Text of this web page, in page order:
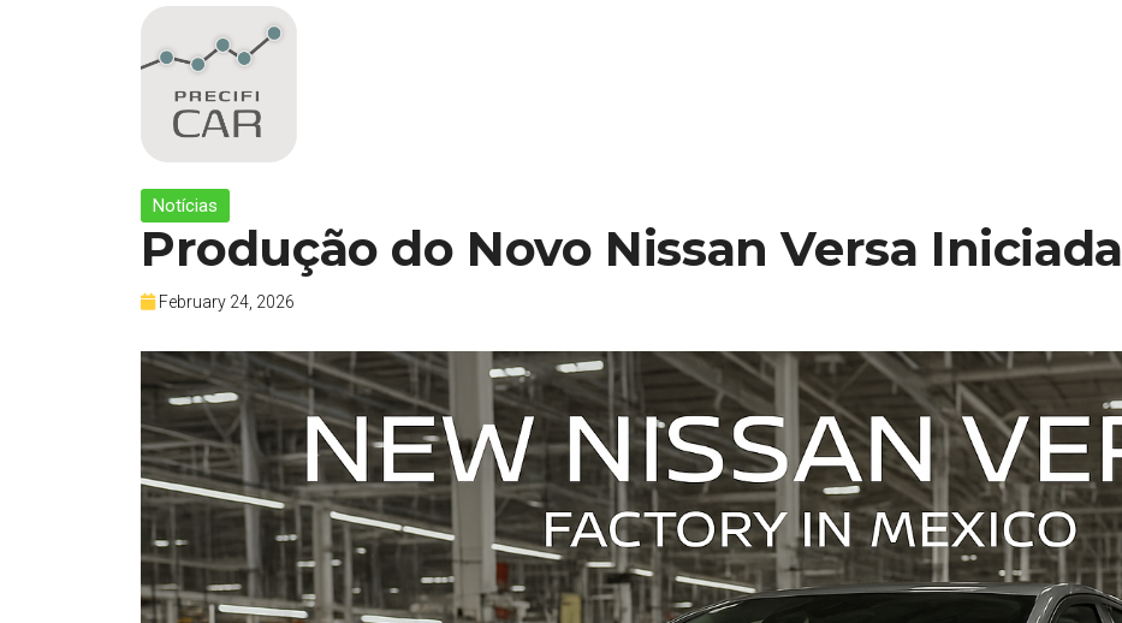
Notícias
Produção do Novo Nissan Versa Iniciada
February 24, 2026